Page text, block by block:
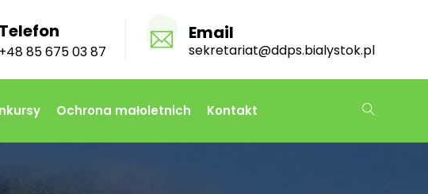
Telefon
+48 85 675 03 87
Email
sekretariat@ddps.bialystok.pl
Ochrona małoletnich Kontakt